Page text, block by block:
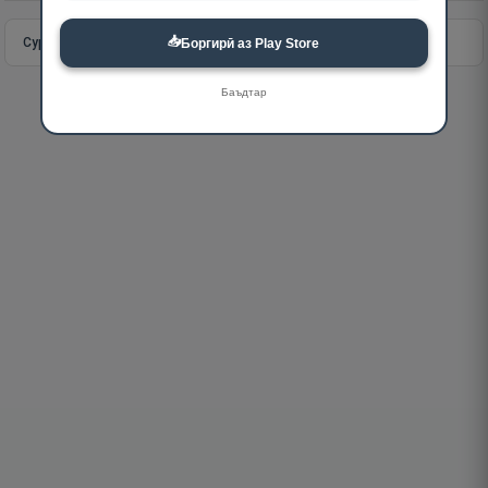
Сураи пурра Идома додан
📥Боргирӣ аз Play Store
Баъдтар